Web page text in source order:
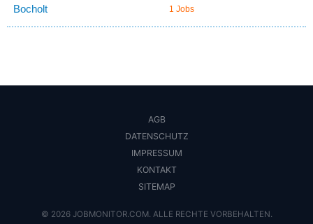
Bocholt 1 Jobs
AGB
DATENSCHUTZ
IMPRESSUM
KONTAKT
SITEMAP
© 2026 JOBMONITOR.COM. ALLE RECHTE VORBEHALTEN.